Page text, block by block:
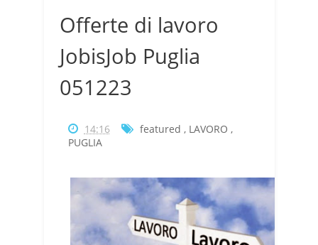
Offerte di lavoro
JobisJob Puglia
051223
14:16 featured , LAVORO ,
PUGLIA